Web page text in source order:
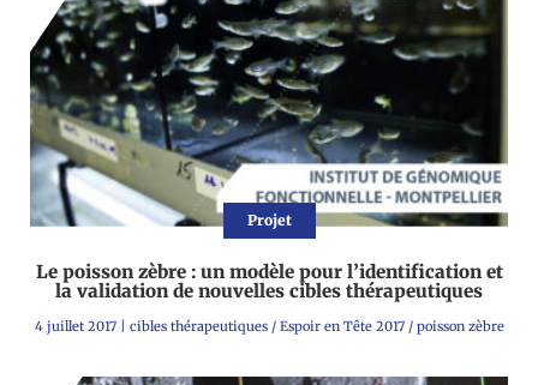
Projet
Le poisson zèbre : un modèle pour l’identification et
la validation de nouvelles cibles thérapeutiques
4 juillet 2017| cibles thérapeutiques/ Espoir en Tête 2017/ poisson zèbre